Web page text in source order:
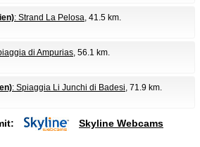
: Strand La Pelosa , 41.5 km.
di Ampurias , 56.1 km.
: Spiaggia Li Junchi di Badesi , 71.9 km.
Skyline Webcams